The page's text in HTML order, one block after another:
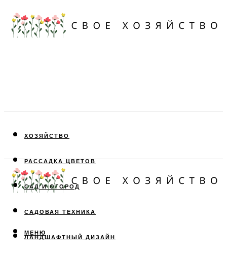
ХОЗЯЙСТВО
РАССАДКА ЦВЕТОВ
САД И ОГОРОД
САДОВАЯ ТЕХНИКА
ЛАНДШАФТНЫЙ ДИЗАЙН
МЕНЮ